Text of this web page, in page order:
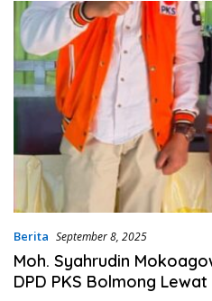
Berita September 8, 2025
Moh. Syahrudin
DPD PKS Bolmong